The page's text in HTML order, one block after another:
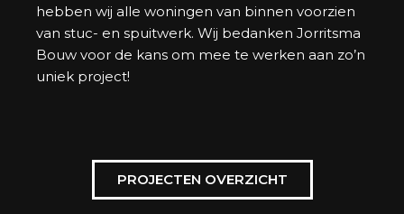
hebben wij alle woningen van binnen voorzien
van stuc- en spuitwerk. Wij bedanken Jorritsma
Bouw voor de kans om mee te werken aan zo’n
uniek project!
PROJECTEN OVERZICHT